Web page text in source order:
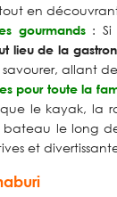
en
gourmands :
lieu de la
allant
pour toute la
le kayak, la
bateau le long
et